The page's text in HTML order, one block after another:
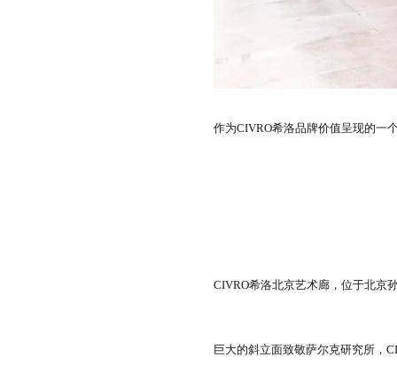
作为CIVRO希洛品牌价值呈现的一
CIVRO希洛北京艺术廊，位于北京
巨大的斜立面致敬萨尔克研究所，